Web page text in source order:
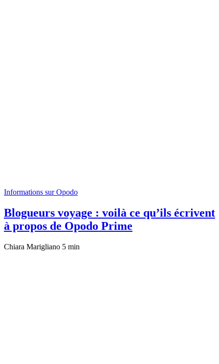
Informations sur Opodo
Blogueurs voyage : voilà ce qu’ils écrivent
à propos de Opodo Prime
Chiara Marigliano 5 min